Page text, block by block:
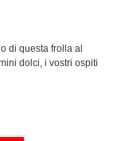
di questa frolla al
dolci, i vostri ospiti